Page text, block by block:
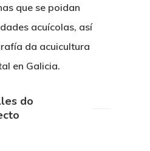
que se poidan
acuícolas, así
da acuicultura
en Galicia.
do